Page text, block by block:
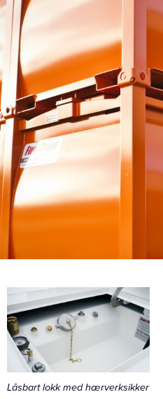
Låsbart lokk med hærverksikker